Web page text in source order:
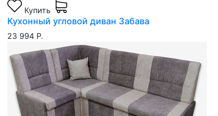
Купить
Кухонный угловой диван Забава
23 994 Р.